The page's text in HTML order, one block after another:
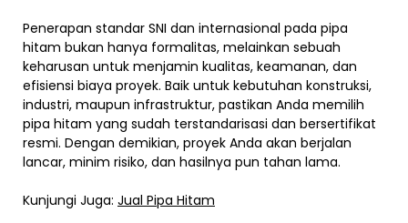
Penerapan standar SNI dan internasional pada pipa
hitam bukan hanya formalitas, melainkan sebuah
keharusan untuk menjamin kualitas, keamanan, dan
efisiensi biaya proyek. Baik untuk kebutuhan konstruksi,
industri, maupun infrastruktur, pastikan Anda memilih
pipa hitam yang sudah terstandarisasi dan bersertifikat
resmi. Dengan demikian, proyek Anda akan berjalan
lancar, minim risiko, dan hasilnya pun tahan lama.
Kunjungi Juga: Jual Pipa Hitam